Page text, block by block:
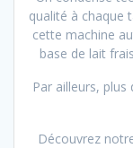
qualité à chaque
cette machine
base de lait
Par ailleurs,
Découvrez